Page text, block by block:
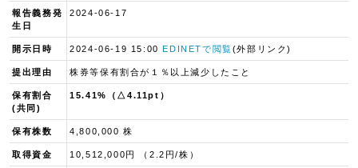
報告義務発
生日
2024-06-17
開示日時 2024-06-19 15:00EDINETで閲覧(外部リンク)
提出理由 株券等保有割合が１％以上減少したこと
保有割合
(共同)
15.41%（△4.11pt）
保有株数 4,800,000 株
取得資金 10,512,000円 （2.2円/株）